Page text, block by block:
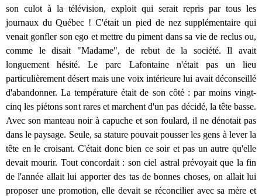
son culot à la télévision, exploit qui serait repris par tous les
journaux du Québec ! C'était un pied de nez supplémentaire qui
venait gonfler son ego et mettre du piment dans sa vie de reclus ou,
comme le disait "Madame", de rebut de la société. Il avait
longuement hésité. Le parc Lafontaine n'était pas un lieu
particulièrement désert mais une voix intérieure lui avait déconseillé
d'abandonner. La température était de son côté : par moins vingt-
cinq les piétons sont rares et marchent d'un pas décidé, la tête basse.
Avec son manteau noir à capuche et son foulard, il ne dénotait pas
dans le paysage. Seule, sa stature pouvait pousser les gens à lever la
tête en le croisant. C'était donc bien ce soir et pas un autre qu'elle
devait mourir. Tout concordait : son ciel astral prévoyait que la fin
de l'année allait lui apporter des tas de bonnes choses, on allait lui
proposer une promotion, elle devait se réconcilier avec sa mère et